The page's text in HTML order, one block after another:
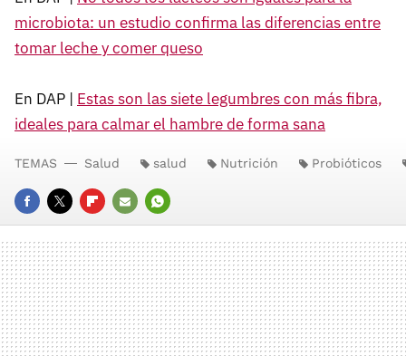
microbiota: un estudio confirma las diferencias entre
tomar leche y comer queso
En DAP | Estas son las siete legumbres con más fibra,
ideales para calmar el hambre de forma sana
FACEBOOK
TWITTERFLIPBOARD
E-
MAIL
WHATSAPP
TEMAS Salud salud Nutrición Probióticos